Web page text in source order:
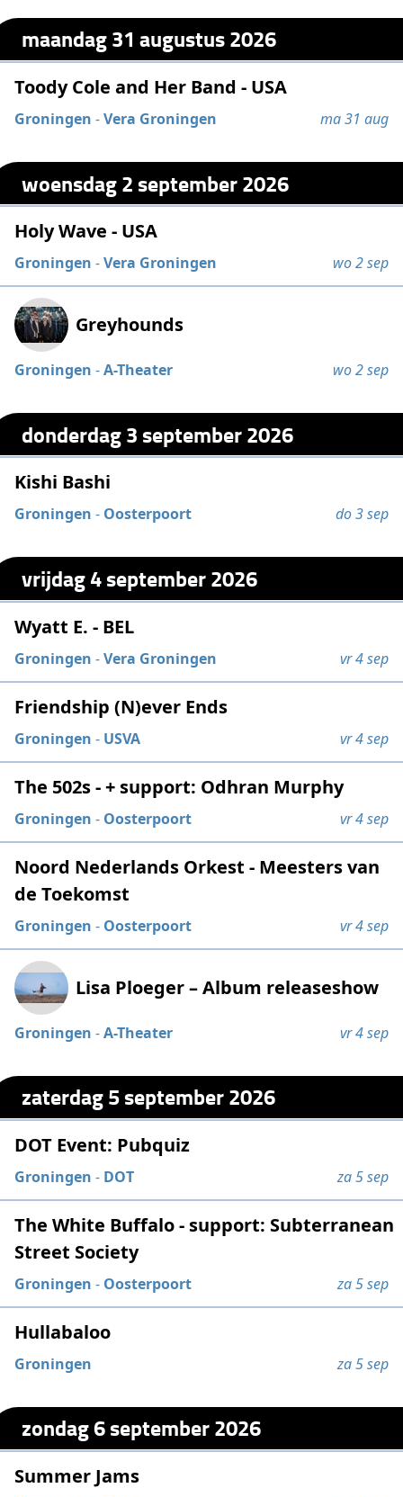
maandag 31 augustus 2026
Toody Cole and Her Band - USA
Groningen -Vera Groningen ma 31 aug
woensdag 2 september 2026
Holy Wave - USA
Groningen -Vera Groningen wo 2 sep
Greyhounds
Groningen -A-Theater wo 2 sep
donderdag 3 september 2026
Kishi Bashi
Groningen - Oosterpoort do 3 sep
vrijdag 4 september 2026
Wyatt E. - BEL
Groningen -Vera Groningen vr 4 sep
Friendship (N)ever Ends
Groningen - USVA vr 4 sep
The 502s - + support: Odhran Murphy
Groningen - Oosterpoort vr 4 sep
Noord Nederlands Orkest - Meesters van
de Toekomst
Groningen - Oosterpoort vr 4 sep
Lisa Ploeger – Album releaseshow
Groningen -A-Theater vr 4 sep
zaterdag 5 september 2026
DOT Event: Pubquiz
Groningen - DOT za 5 sep
The White Buffalo - support: Subterranean
Street Society
Groningen - Oosterpoort za 5 sep
Hullabaloo
Groningen za 5 sep
zondag 6 september 2026
Summer Jams